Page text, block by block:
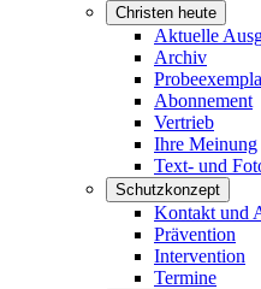
Christen heute
Aktuelle
Archiv
Abonnement
Vertrieb
Ihre Meinung
Text- und
Schutzkonzept
Kontakt und
Prävention
Intervention
Termine